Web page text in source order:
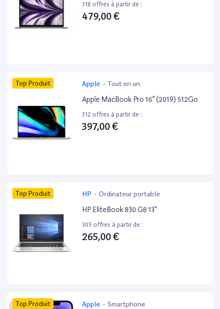
318 offres à partir de :
479,00 €
Top Produit Apple - Tout en un
Apple MacBook Pro 16” (2019) 512Go
312 offres à partir de :
397,00 €
Top Produit HP - Ordinateur portable
HP EliteBook 830 G8 13”
305 offres à partir de :
265,00 €
Top Produit Apple - Smartphone